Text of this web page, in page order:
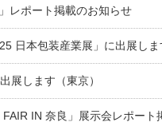
レポート掲載のお知らせ
日本包装産業展」に出展しま
展します（東京）
FAIR IN 奈良」展示会レポート